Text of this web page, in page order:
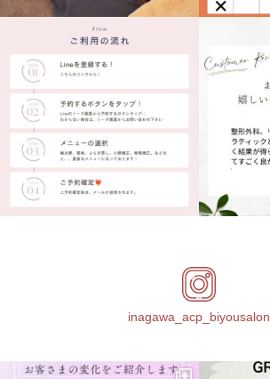
inagawa_acp_biyousalon